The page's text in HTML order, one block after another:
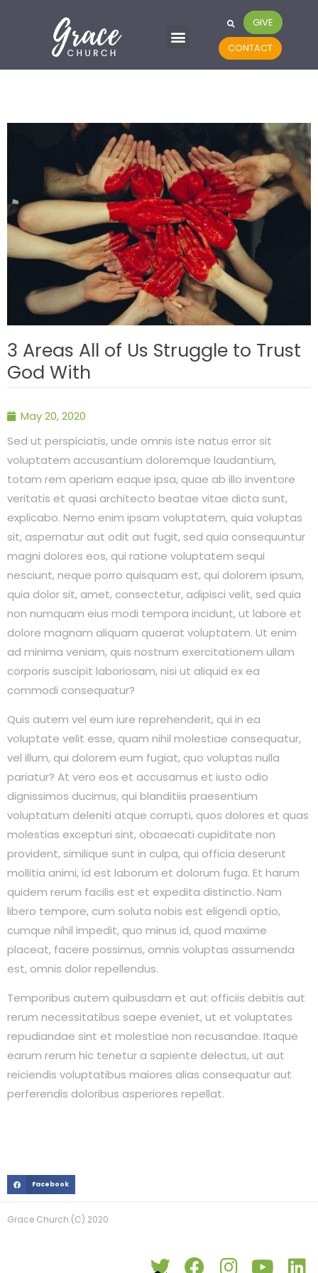
GIVE
CONTACT
3 Areas All of Us Struggle to Trust
God With
May 20, 2020
Sed ut perspiciatis, unde omnis iste natus error sit
voluptatem accusantium doloremque laudantium,
totam rem aperiam eaque ipsa, quae ab illo inventore
veritatis et quasi architecto beatae vitae dicta sunt,
explicabo. Nemo enim ipsam voluptatem, quia voluptas
sit, aspernatur aut odit aut fugit, sed quia consequuntur
magni dolores eos, qui ratione voluptatem sequi
nesciunt, neque porro quisquam est, qui dolorem ipsum,
quia dolor sit, amet, consectetur, adipisci velit, sed quia
non numquam eius modi tempora incidunt, ut labore et
dolore magnam aliquam quaerat voluptatem. Ut enim
ad minima veniam, quis nostrum exercitationem ullam
corporis suscipit laboriosam, nisi ut aliquid ex ea
commodi consequatur?
Quis autem vel eum iure reprehenderit, qui in ea
voluptate velit esse, quam nihil molestiae consequatur,
vel illum, qui dolorem eum fugiat, quo voluptas nulla
pariatur? At vero eos et accusamus et iusto odio
dignissimos ducimus, qui blanditiis praesentium
voluptatum deleniti atque corrupti, quos dolores et quas
molestias excepturi sint, obcaecati cupiditate non
provident, similique sunt in culpa, qui officia deserunt
mollitia animi, id est laborum et dolorum fuga. Et harum
quidem rerum facilis est et expedita distinctio. Nam
libero tempore, cum soluta nobis est eligendi optio,
cumque nihil impedit, quo minus id, quod maxime
placeat, facere possimus, omnis voluptas assumenda
est, omnis dolor repellendus.
Temporibus autem quibusdam et aut officiis debitis aut
rerum necessitatibus saepe eveniet, ut et voluptates
repudiandae sint et molestiae non recusandae. Itaque
earum rerum hic tenetur a sapiente delectus, ut aut
reiciendis voluptatibus maiores alias consequatur aut
perferendis doloribus asperiores repellat.
Facebook
Grace Church (C) 2020